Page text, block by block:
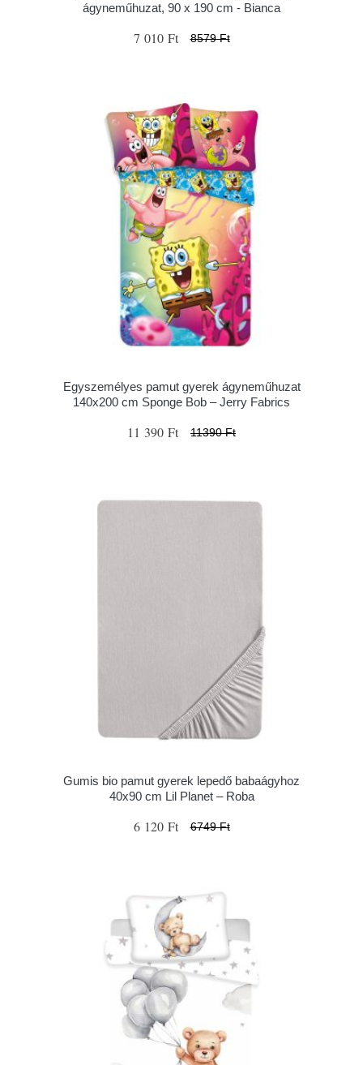
ágyneműhuzat, 90 x 190 cm - Bianca
7 010 Ft 8579 Ft
Egyszemélyes pamut gyerek ágyneműhuzat
140x200 cm Sponge Bob – Jerry Fabrics
11 390 Ft 11390 Ft
Gumis bio pamut gyerek lepedő babaágyhoz
40x90 cm Lil Planet – Roba
6 120 Ft 6749 Ft